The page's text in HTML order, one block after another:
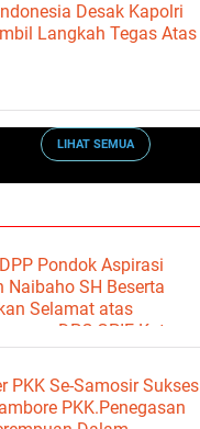
Desak Kapolri
Langkah Tegas Atas
LIHAT SEMUA
Pondok Aspirasi
Naibaho SH Beserta
Selamat atas
DPC GPIE Kota
PKK Se-Samosir Sukses
PKK.Penegasan